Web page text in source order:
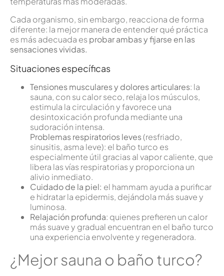
Cada organismo, sin embargo, reacciona de forma
diferente: la mejor manera de entender qué práctica
es más adecuada es probar ambas y fijarse en las
sensaciones vividas.
Situaciones específicas
Tensiones musculares y dolores articulares: la
sauna, con su calor seco, relaja los músculos,
estimula la circulación y favorece una
desintoxicación profunda mediante una
sudoración intensa.
Problemas respiratorios leves(resfriado,
sinusitis, asma leve): el baño turco es
especialmente útil gracias al vapor caliente, que
libera las vías respiratorias y proporciona un
alivio inmediato.
Cuidado de la piel: el hammam ayuda a purificar
e hidratar la epidermis, dejándola más suave y
luminosa.
Relajación profunda: quienes prefieren un calor
más suave y gradual encuentran en el baño turco
una experiencia envolvente y regeneradora.
¿Mejor sauna o baño turco?